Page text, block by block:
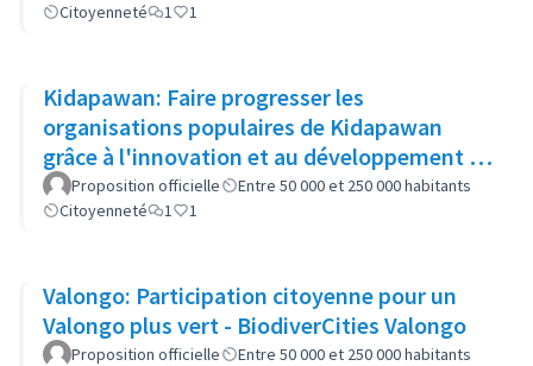
Citoyenneté
1 1
Kidapawan: Faire progresser les
organisations populaires de Kidapawan
grâce à l'innovation et au développement du
capital social (APOKIDS )
Proposition officielle
Entre 50 000 et 250 000 habitants
Citoyenneté
1 1
Valongo: Participation citoyenne pour un
Valongo plus vert - BiodiverCities Valongo
Proposition officielle
Entre 50 000 et 250 000 habitants